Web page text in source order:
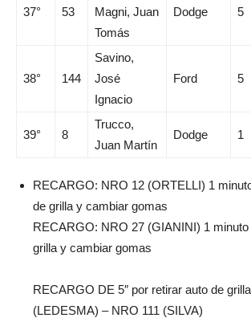
37° 53
Magni, Juan
Tomás
Dodge 5
38° 144
Savino,
José
Ignacio
Ford 5
39° 8
Trucco,
Juan Martín
Dodge 1
RECARGO: NRO 12 (ORTELLI) 1
de grilla y cambiar gomas
RECARGO: NRO 27 (GIANINI) 1
grilla y cambiar gomas
RECARGO DE 5″ por retirar auto de
(LEDESMA) – NRO 111 (SILVA)